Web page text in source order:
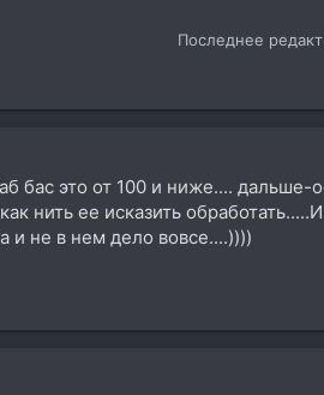
Последнее
бас это от 100 и ниже.... дальше-
нить ее исказить
и не в нем дело вовсе....))))